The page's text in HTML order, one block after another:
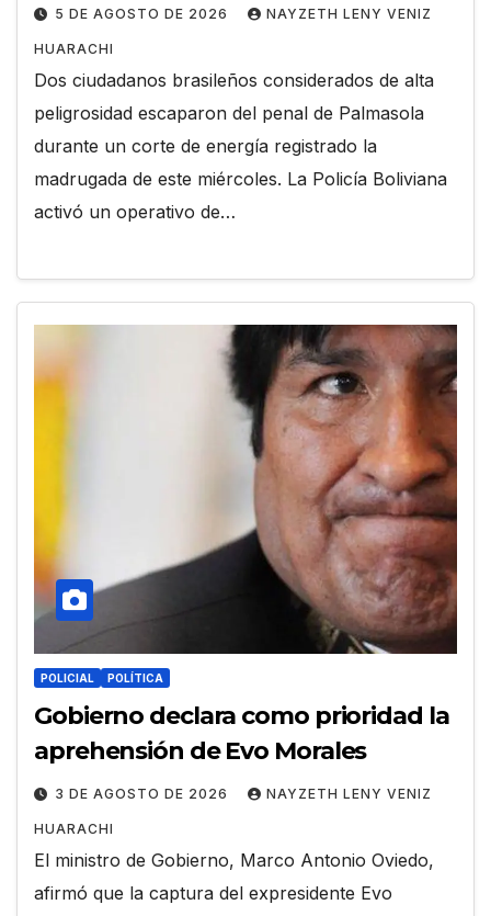
5 DE AGOSTO DE 2026 NAYZETH LENY VENIZ
HUARACHI
Dos ciudadanos brasileños considerados de alta
peligrosidad escaparon del penal de Palmasola
durante un corte de energía registrado la
madrugada de este miércoles. La Policía Boliviana
activó un operativo de…
POLICIAL POLÍTICA
Gobierno declara como prioridad la
aprehensión de Evo Morales
3 DE AGOSTO DE 2026 NAYZETH LENY VENIZ
HUARACHI
El ministro de Gobierno, Marco Antonio Oviedo,
afirmó que la captura del expresidente Evo